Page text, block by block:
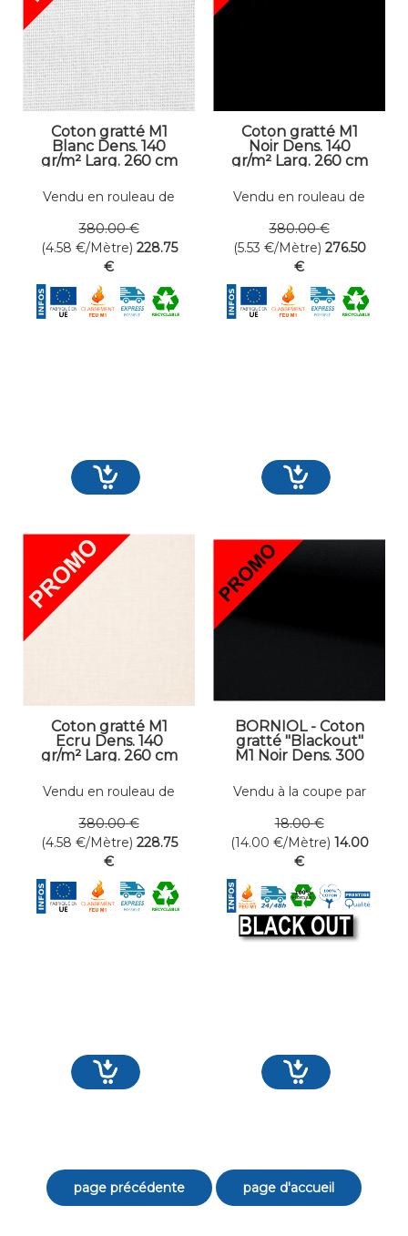
Coton gratté M1
Blanc Dens. 140
gr/m² Larg. 260 cm
Vendu en rouleau de
380.00 €
(4.58 €/Mètre) 228.75
€
Coton gratté M1
Noir Dens. 140
gr/m² Larg. 260 cm
Vendu en rouleau de
380.00 €
(5.53 €/Mètre) 276.50
€
Coton gratté M1
Ecru Dens. 140
gr/m² Larg. 260 cm
Vendu en rouleau de
380.00 €
(4.58 €/Mètre) 228.75
€
BORNIOL - Coton
gratté "Blackout"
M1 Noir Dens. 300
Occultant
Vendu à la coupe par
18.00 €
(14.00 €/Mètre) 14.00
€